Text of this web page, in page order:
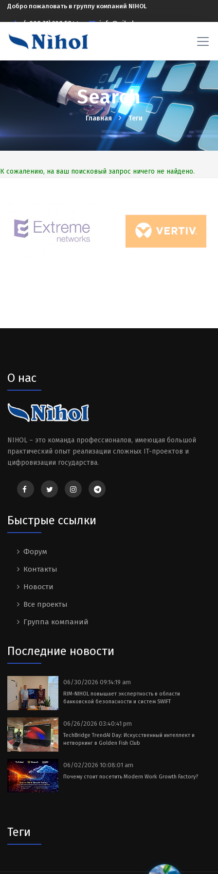
Добро пожаловать в группу компаний NIHOL
(+998 71) 208 5844 info@nihol.uz
Search
Главная Теги
К сожалению, на ваш поисковый запрос ничего не найдено.
О нас
NIHOL – это команда профессионалов, имеющая большой
практический опыт реализации сложных IT-проектов и
цифровизации государства.
Быстрые ссылки
Форум
Контакты
Новости
Все проекты
Группа компаний
Последние новости
06/30/2026 09:14:19 am
RIM-NIHOL повышает экспертность в области
банковской безопасности и систем SWIFT
06/26/2026 03:40:41 pm
TechBridge TrendAI Day: Искусственный интеллект и
нетворкинг в Golden Fish Club
06/02/2026 10:08:01 am
Почему стоит посетить Modern Work Growth Factory?
Теги